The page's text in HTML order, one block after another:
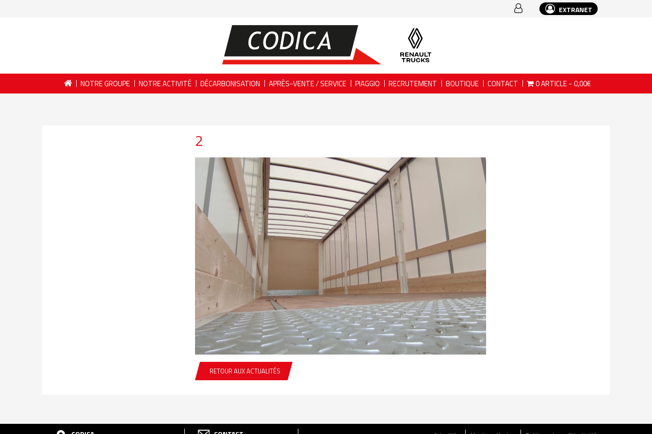
EXTRANET
NOTRE GROUPE NOTRE ACTIVITÉ DÉCARBONISATION APRÈS-VENTE / SERVICE PIAGGIO RECRUTEMENT BOUTIQUE CONTACT 0 ARTICLE 0,00€
2
RETOUR AUX ACTUALITÉS